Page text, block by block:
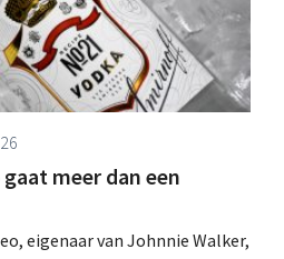
meer dan een
eigenaar van Johnnie Walker,